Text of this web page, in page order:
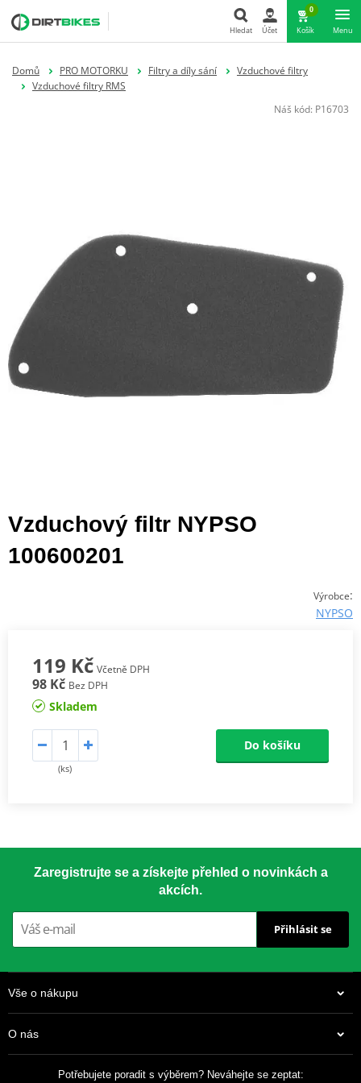
Hledat
Hledat Účet
0
Košík Menu
Domů PRO MOTORKU Filtry a díly sání
Vzduchové filtry
Vzduchové filtry RMS
Náš kód: P16703
Vzduchový filtr NYPSO
100600201
Výrobce:
NYPSO
119 Kč Včetně DPH
98 Kč Bez DPH
Skladem
(ks)
Do košíku
Zaregistrujte se a získejte přehled o novinkách a
akcích.
Přihlásit se
Vše o nákupu
O nás
Potřebujete poradit s výběrem? Neváhejte se zeptat: